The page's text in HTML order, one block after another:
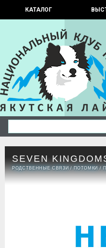
КАТАЛОГ
SEVEN
РОДСТВЕННЫЕ СВЯЗИ /ПОТОМКИ /